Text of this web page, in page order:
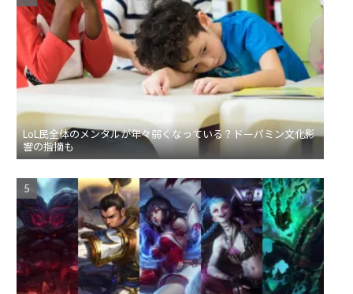
LoL民全体のメンタルが年々弱くなっている？ドーパミン文化影
響の指摘も